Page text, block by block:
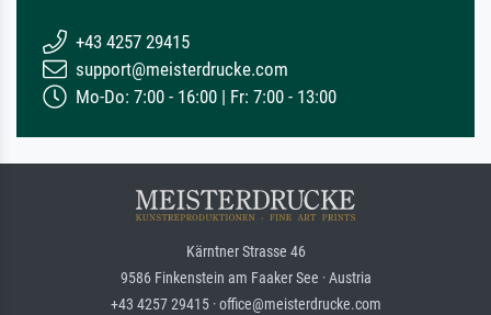
+43 4257 29415
support@meisterdrucke.com
Mo-Do: 7:00 - 16:00 | Fr: 7:00 - 13:00
Kärntner Strasse 46
9586 Finkenstein am Faaker See · Austria
+43 4257 29415 · office@meisterdrucke.com